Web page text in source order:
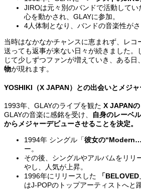
JIROは元々別のバンドで活動してい
心を動かされ、GLAYに参加。
4人体制となり、バンドの音楽性がさ
当時はなかなかチャンスに恵まれず、レコ
送っても返事が来ない日々が続きました。
じて少しずつファンが増えていき、ある日、
物が現れます。
YOSHIKI（X JAPAN）との出会いとメジ
1993年、GLAYのライブを観た X JAPAN
GLAYの音楽に感銘を受け、
自身のレーベ
からメジャーデビューさせることを決定。
1994年 シングル「彼女の
ー。
その後、シングルやアルバムをリリ
やし、人気が上昇。
1996年にリリースした
「BELOVED
はJ-POPのトップアーティストへと躍